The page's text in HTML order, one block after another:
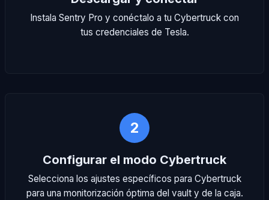
Instala Sentry Pro y conéctalo a tu Cybertruck con
tus credenciales de Tesla.
2
Configurar el modo Cybertruck
Selecciona los ajustes específicos para Cybertruck
para una monitorización óptima del vault y de la caja.